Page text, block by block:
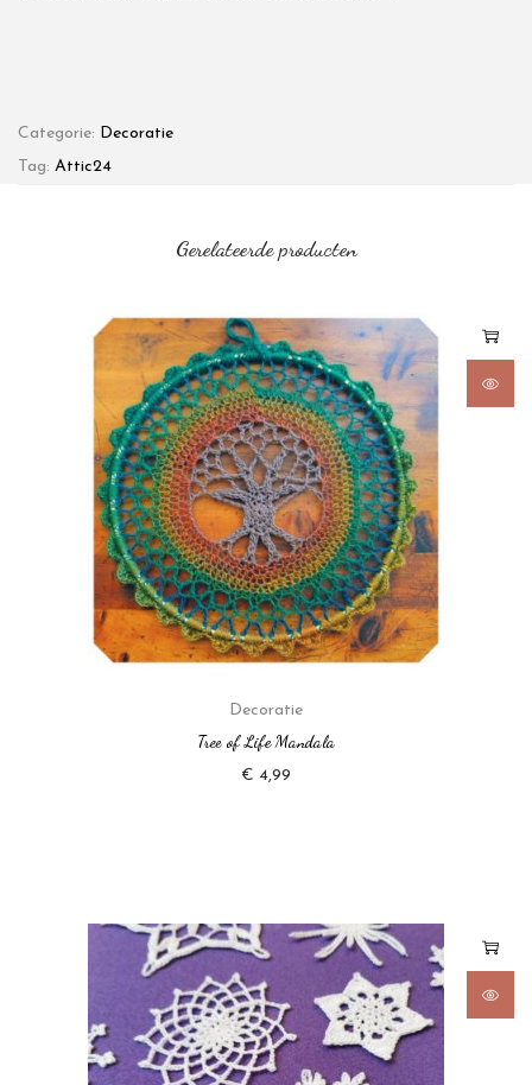
Categorie: Decoratie
Tag: Attic24
Gerelateerde producten
Decoratie
Tree of Life Mandala
€ 4,99